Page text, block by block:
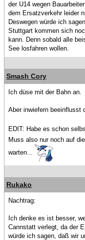
der U14 wegen
dem Ersatzverkehr leider
Deswegen würde ich
Stuttgart kommen sich
kann. Denn sobald alle
See losfahren wollen.
Smash Cory
Ich düse mit der Bahn an.
Aber inwiefern beeinflusst
EDIT: Habe es schon
Muss also nur noch auf
warten...
Rukako
Nachtrag:
Ich denke es ist besser,
Cannstatt verlegt, da der
würde ich sagen, daß wir